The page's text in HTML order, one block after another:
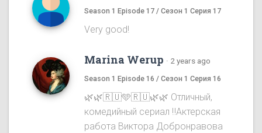
Season 1 Episode 17 / Сезон 1 Серия 17
Very good!
Marina Werup · 2 years ago
Season 1 Episode 16 / Сезон 1 Серия 16
🌿🌿🇷🇺🩵🇷🇺🌿🌿 Отличный,
комедийный сериал ‼️Актерская
работа Виктора Добронравова